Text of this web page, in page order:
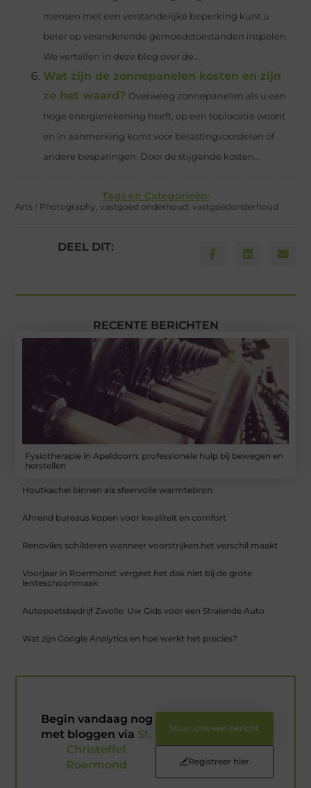
mensen met een verstandelijke beperking kunt u
beter op veranderende gemoedstoestanden inspelen.
We vertellen in deze blog over de...
Wat zijn de zonnepanelen kosten en zijn
ze het waard? Overweeg zonnepanelen als u een
hoge energierekening heeft, op een toplocatie woont
en in aanmerking komt voor belastingvoordelen of
andere besparingen. Door de stijgende kosten...
Tags en Categorieën:
Arts / Photography,vastgoed onderhoud,vastgoedonderhoud
DEEL DIT:
RECENTE BERICHTEN
Fysiotherapie in Apeldoorn: professionele hulp bij bewegen en
herstellen
Houtkachel binnen als sfeervolle warmtebron
Ahrend bureaus kopen voor kwaliteit en comfort
Renovlies schilderen wanneer voorstrijken het verschil maakt
Voorjaar in Roermond: vergeet het dak niet bij de grote
lenteschoonmaak
Autopoetsbedrijf Zwolle: Uw Gids voor een Stralende Auto
Wat zijn Google Analytics en hoe werkt het precies?
Begin vandaag nog
met bloggen via St.
Christoffel
Roermond
Stuur ons een bericht
Registreer hier